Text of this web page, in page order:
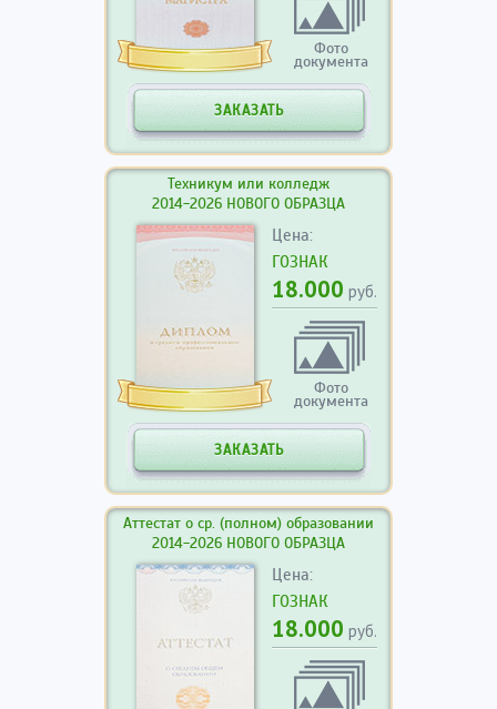
Фото
документа
ЗАКАЗАТЬ
Техникум или колледж
2014-2026 НОВОГО ОБРАЗЦА
Цена:
ГОЗНАК
18.000 руб.
Фото
документа
ЗАКАЗАТЬ
Аттестат о ср. (полном) образовании
2014-2026 НОВОГО ОБРАЗЦА
Цена:
ГОЗНАК
18.000 руб.